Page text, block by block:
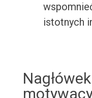
istotnych